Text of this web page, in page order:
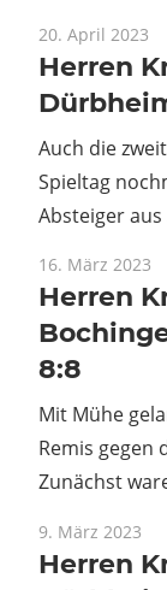
20. April 2023
Herren
Auch die
Spieltag
Absteiger
16. März 2023
Herren
8:8
Mit Mühe
Remis gegen
Zunächst
9. März 2023
Herren